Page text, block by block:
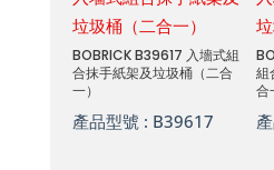
BOBRICK B39617 入墻式組
合抹手紙架及垃圾桶（二合
一）
產品型號 : B39617
組
合